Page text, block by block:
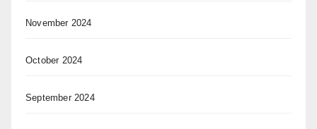
November 2024
October 2024
September 2024